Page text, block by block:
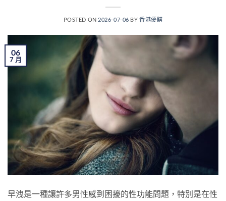
POSTED ON 2026-07-06 BY香港優購
06
7 月
早洩是一種讓許多男性感到困擾的性功能問題，特別是在性